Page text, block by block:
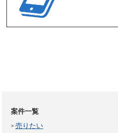
案件一覧
売りたい